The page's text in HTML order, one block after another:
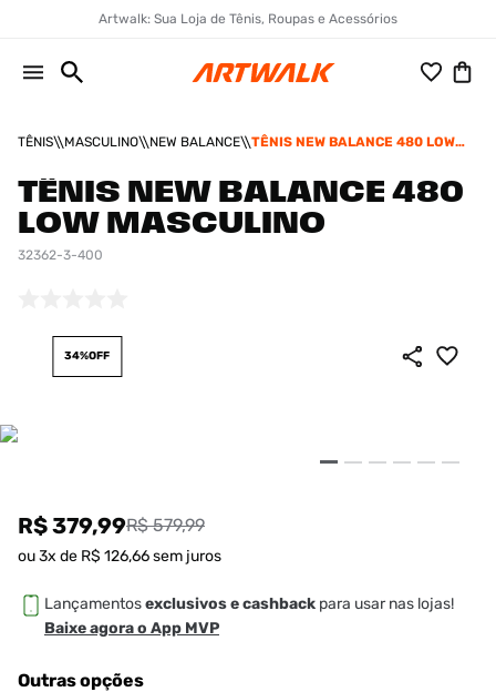
Artwalk: Sua Loja de Tênis, Roupas e Acessórios
TÊNIS MASCULINO NEW BALANCE
TÊNIS NEW BALANCE 480 LOW
TÊNIS NEW BALANCE 480
LOW MASCULINO
32362-3-400
34%OFF
R$ 379,99R$ 579,99
ou3x de R$ 126,66sem juros
Lançamentosexclusivos e cashback para usar nas lojas!
Baixe agora o App MVP
Outras opções